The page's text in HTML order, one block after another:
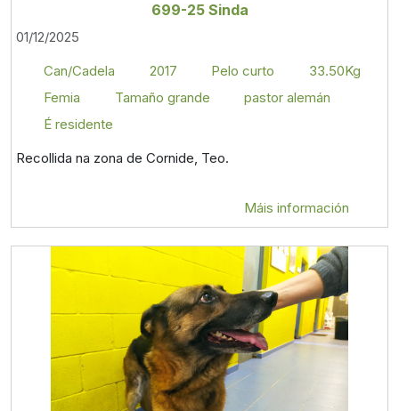
699-25 Sinda
01/12/2025
Can/Cadela
2017 Pelo curto
33.50Kg
Femia
Tamaño grande
pastor alemán
É residente
Recollida na zona de Cornide, Teo.
Máis información